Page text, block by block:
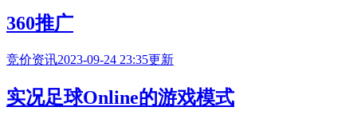
360推广
竞价资讯2023-09-24 23:35更新
实况足球Online的游戏模式